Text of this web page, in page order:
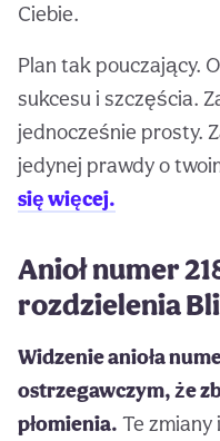
Ciebie.
Plan tak pouczający.
sukcesu i szczęścia.
jednocześnie prosty.
jedynej prawdy o
się więcej.
Anioł numer
rozdzielenia
Widzenie anioła
ostrzegawczym, że
płomienia. Te zmiany